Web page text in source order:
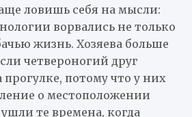
ловишь себя на мысли:
ворвались не только
жизнь. Хозяева больше
четвероногий друг
прогулке, потому что у них
о местоположении
те времена, когда